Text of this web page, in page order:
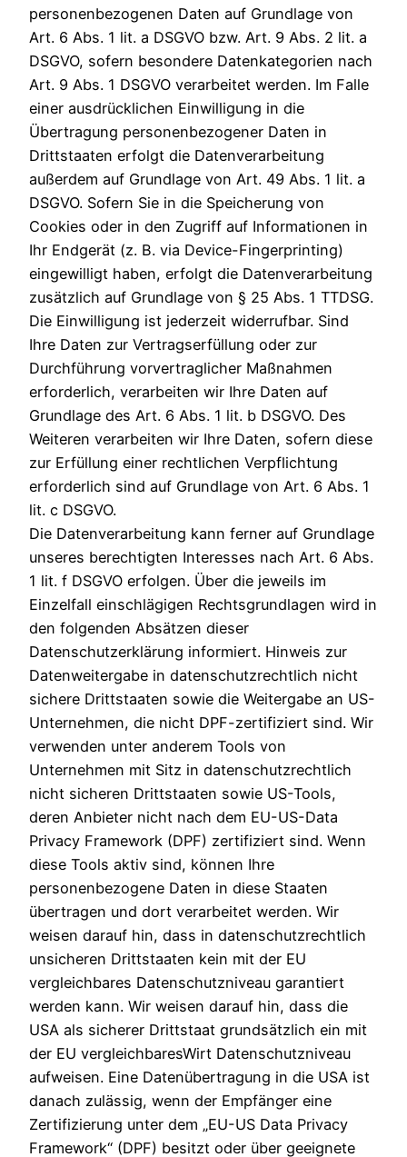
personenbezogenen Daten auf Grundlage von
Art. 6 Abs. 1 lit. a DSGVO bzw. Art. 9 Abs. 2 lit. a
DSGVO, sofern besondere Datenkategorien nach
Art. 9 Abs. 1 DSGVO verarbeitet werden. Im Falle
einer ausdrücklichen Einwilligung in die
Übertragung personenbezogener Daten in
Drittstaaten erfolgt die Datenverarbeitung
außerdem auf Grundlage von Art. 49 Abs. 1 lit. a
DSGVO. Sofern Sie in die Speicherung von
Cookies oder in den Zugriff auf Informationen in
Ihr Endgerät (z. B. via Device-Fingerprinting)
eingewilligt haben, erfolgt die Datenverarbeitung
zusätzlich auf Grundlage von § 25 Abs. 1 TTDSG.
Die Einwilligung ist jederzeit widerrufbar. Sind
Ihre Daten zur Vertragserfüllung oder zur
Durchführung vorvertraglicher Maßnahmen
erforderlich, verarbeiten wir Ihre Daten auf
Grundlage des Art. 6 Abs. 1 lit. b DSGVO. Des
Weiteren verarbeiten wir Ihre Daten, sofern diese
zur Erfüllung einer rechtlichen Verpflichtung
erforderlich sind auf Grundlage von Art. 6 Abs. 1
lit. c DSGVO.
Die Datenverarbeitung kann ferner auf Grundlage
unseres berechtigten Interesses nach Art. 6 Abs.
1 lit. f DSGVO erfolgen. Über die jeweils im
Einzelfall einschlägigen Rechtsgrundlagen wird in
den folgenden Absätzen dieser
Datenschutzerklärung informiert. Hinweis zur
Datenweitergabe in datenschutzrechtlich nicht
sichere Drittstaaten sowie die Weitergabe an US-
Unternehmen, die nicht DPF-zertifiziert sind. Wir
verwenden unter anderem Tools von
Unternehmen mit Sitz in datenschutzrechtlich
nicht sicheren Drittstaaten sowie US-Tools,
deren Anbieter nicht nach dem EU-US-Data
Privacy Framework (DPF) zertifiziert sind. Wenn
diese Tools aktiv sind, können Ihre
personenbezogene Daten in diese Staaten
übertragen und dort verarbeitet werden. Wir
weisen darauf hin, dass in datenschutzrechtlich
unsicheren Drittstaaten kein mit der EU
vergleichbares Datenschutzniveau garantiert
werden kann. Wir weisen darauf hin, dass die
USA als sicherer Drittstaat grundsätzlich ein mit
der EU vergleichbaresWirt Datenschutzniveau
aufweisen. Eine Datenübertragung in die USA ist
danach zulässig, wenn der Empfänger eine
Zertifizierung unter dem „EU-US Data Privacy
Framework“ (DPF) besitzt oder über geeignete